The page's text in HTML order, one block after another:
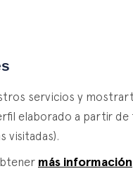
servicios y
elaborado a partir de
visitadas).
más información